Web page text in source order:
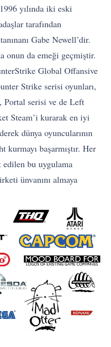
yılında iki eski
tarafından
Gabe Newell’dir.
onun da emeği geçmiştir.
Global Offansive
Strike serisi oyunları,
serisi ve de Left
Steam’i kurarak en iyi
dünya oyuncularının
başarmıştır. Her
bu uygulama
ünvanını almaya